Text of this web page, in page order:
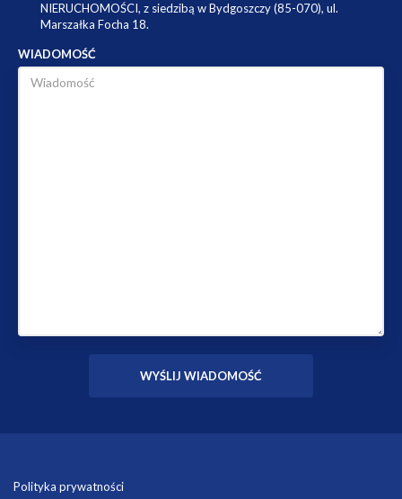
NIERUCHOMOŚCI, z siedzibą w Bydgoszczy (85-070), ul.
Marszałka Focha 18.
WIADOMOŚĆ
Polityka prywatności